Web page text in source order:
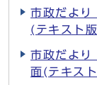
市政だよ
(テキスト
市政だよ
面(テキス